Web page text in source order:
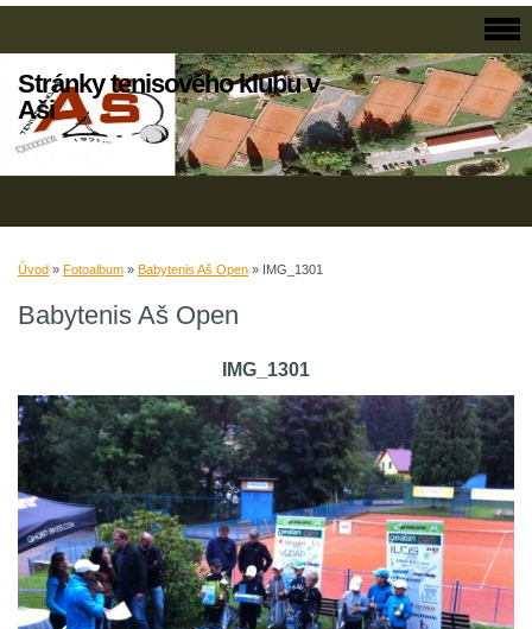
Stránky tenisového klubu v
Aši
Úvod » Fotoalbum » Babytenis Aš Open » IMG_1301
Babytenis Aš Open
IMG_1301